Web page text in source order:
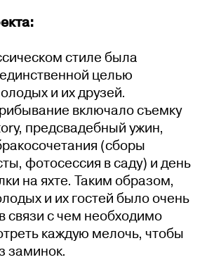
стиле была
целью
и их друзей.
включало съемку
предсвадебный ужин,
(сборы
фотосессия в саду) и день
на яхте. Таким образом,
и их гостей было очень
с чем необходимо
каждую мелочь, чтобы
заминок.